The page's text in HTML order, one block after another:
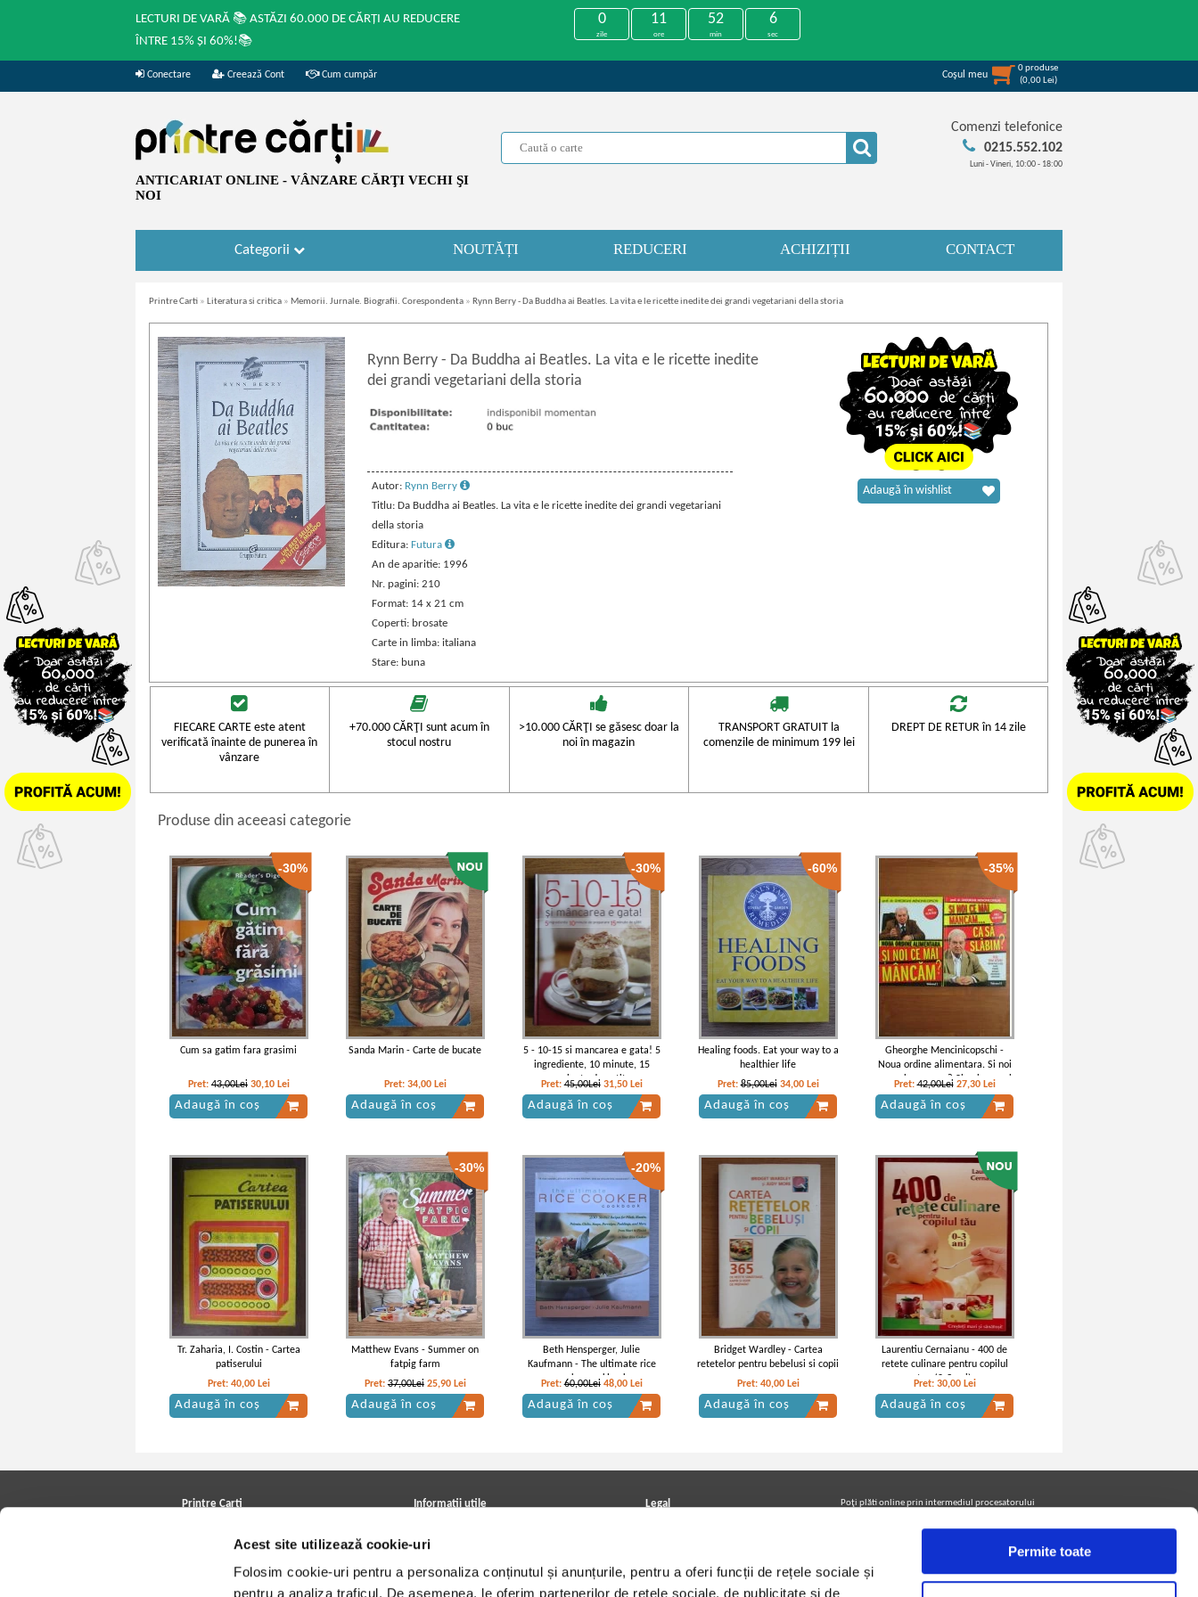
Acest site utilizează cookie-uri
Folosim cookie-uri pentru a personaliza conținutul și anunțurile, pentru a oferi funcții de rețele sociale și
pentru a analiza traficul. De asemenea, le oferim partenerilor de rețele sociale, de publicitate și de
Permite toate
LECTURI DE VARĂ 📚 ASTĂZI 60.000 DE CĂRȚI AU REDUCERE
ÎNTRE 15% ȘI 60%!📚
0
zile
11
ore
52
min
6
sec
Conectare Creează Cont Cum cumpăr Coşul meu
0produse
(0,00 Lei)
ANTICARIAT ONLINE - VÂNZARE CĂRŢI VECHI ŞI
NOI
Comenzi telefonice
0215.552.102
Luni - Vineri, 10:00 - 18:00
Categorii NOUTĂȚI REDUCERI ACHIZIȚII CONTACT
Printre Carti » Literatura si critica » Memorii. Jurnale. Biografii. Corespondenta » Rynn Berry - Da Buddha ai Beatles. La vita e le ricette inedite dei grandi vegetariani della storia
Rynn Berry - Da Buddha ai Beatles. La vita e le ricette inedite
dei grandi vegetariani della storia
Autor: Rynn Berry
Titlu: Da Buddha ai Beatles. La vita e le ricette inedite dei grandi vegetariani
della storia
Editura: Futura
An de aparitie: 1996
Nr. pagini: 210
Format: 14 x 21 cm
Coperti: brosate
Carte in limba: italiana
Stare: buna
Adaugă în wishlist
FIECARE CARTE este atent
verificată înainte de punerea în
vânzare
+70.000 CĂRŢI sunt acum în
stocul nostru
>10.000 CĂRŢI se găsesc doar la
noi în magazin
TRANSPORT GRATUIT la
comenzile de minimum 199 lei
DREPT DE RETUR în 14 zile
Produse din aceeasi categorie
-30%
Cum sa gatim fara grasimi
Pret: 43,00Lei 30,10 Lei
Adaugă în coș
Sanda Marin - Carte de bucate
Pret: 34,00 Lei
Adaugă în coș
-30%
5 - 10-15 si mancarea e gata! 5
ingrediente, 10 minute, 15
minute de gatit
Pret:45,00Lei 31,50 Lei
Adaugă în coș
-60%
Healing foods. Eat your way to a
healthier life
Pret:85,00Lei 34,00 Lei
Adaugă în coș
-35%
Gheorghe Mencinicopschi -
Noua ordine alimentara. Si noi
ce mai mancam? Si noi ce mai
mancam... ca sa slabim? (2
volume)
Pret:42,00Lei 27,30 Lei
Adaugă în coș
Tr. Zaharia, I. Costin - Cartea
patiserului
Pret: 40,00 Lei
Adaugă în coș
-30%
Matthew Evans - Summer on
fatpig farm
Pret:37,00Lei 25,90 Lei
Adaugă în coș
-20%
Beth Hensperger, Julie
Kaufmann - The ultimate rice
cooker cookbook
Pret:60,00Lei 48,00 Lei
Adaugă în coș
Bridget Wardley - Cartea
retetelor pentru bebelusi si copii
Pret: 40,00 Lei
Adaugă în coș
Laurentiu Cernaianu - 400 de
retete culinare pentru copilul
tau (0-3 ani)
Pret: 30,00 Lei
Adaugă în coș
Printre Carti Informatii utile
Achizitii viniluri, casete, CD/DVD
Cum cumpar?
Politica de livrare
Legal
Termeni si conditii
Utilizare cookie-uri
Poţi plăti online prin intermediul procesatorului
Urmăreşte-ne pe facebook pentru a fi la curent cu